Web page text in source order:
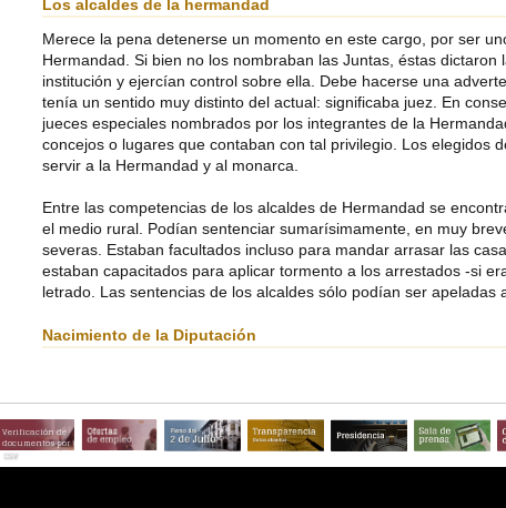
Los alcaldes de la hermandad
Merece la pena detenerse un momento en este cargo, por ser
Hermandad. Si bien no los nombraban las Juntas, éstas
institución y ejercían control sobre ella. Debe hacerse una
tenía un sentido muy distinto del actual: significaba juez. En
jueces especiales nombrados por los integrantes de la
concejos o lugares que contaban con tal privilegio. Los elegidos
servir a la Hermandad y al monarca.
Entre las competencias de los alcaldes de Hermandad se
el medio rural. Podían sentenciar sumarísimamente, en muy
severas. Estaban facultados incluso para mandar arrasar las
estaban capacitados para aplicar tormento a los arrestados -si
letrado. Las sentencias de los alcaldes sólo podían ser apeladas
Nacimiento de la Diputación
Verificación de
documentos por
CSV